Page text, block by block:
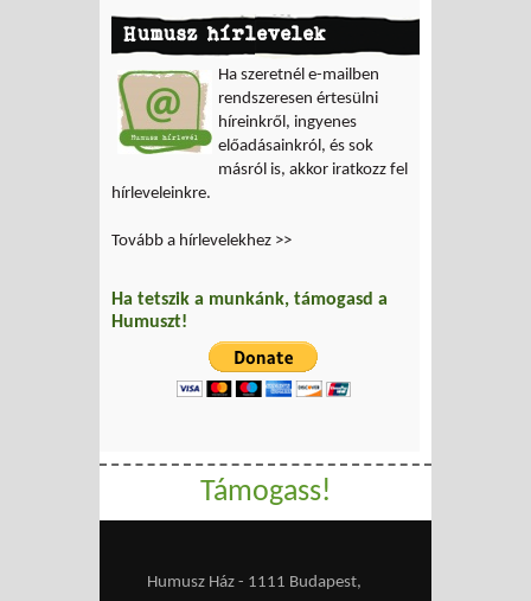
Humusz hírlevelek
Ha szeretnél e-mailben
rendszeresen értesülni
híreinkről, ingyenes
előadásainkról, és sok
másról is, akkor iratkozz fel
hírleveleinkre.
Tovább a hírlevelekhez >>
Ha tetszik a munkánk, támogasd a
Humuszt!
Támogass!
Humusz Ház - 1111 Budapest,